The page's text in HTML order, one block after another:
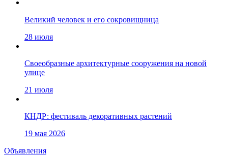
Великий человек и его сокровищница
28 июля
Своеобразные архитектурные сооружения на новой
улице
21 июля
КНДР: фестиваль декоративных растений
19 мая 2026
Объявления